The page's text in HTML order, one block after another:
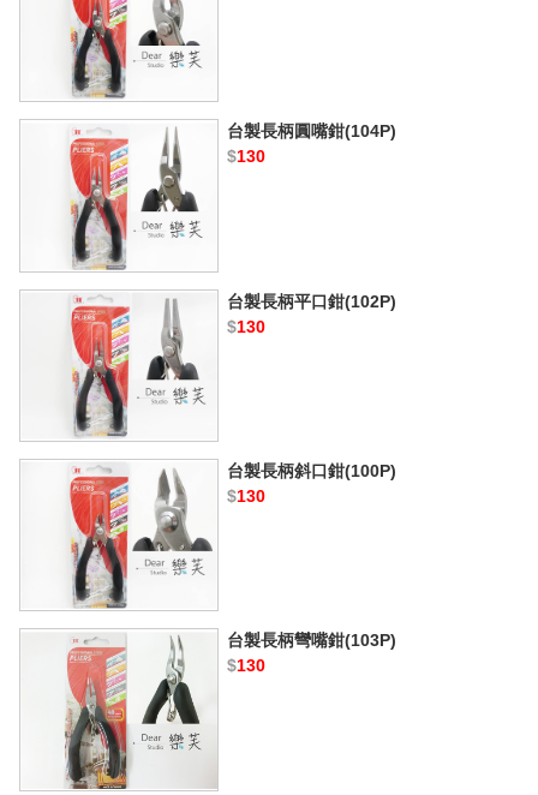
台製長柄圓嘴鉗(104P)
$130
台製長柄平口鉗(102P)
$130
台製長柄斜口鉗(100P)
$130
台製長柄彎嘴鉗(103P)
$130